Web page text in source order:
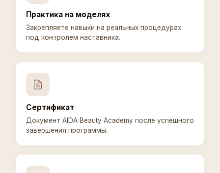
Практика на моделях
Закрепляете навыки на реальных процедурах
под контролем наставника.
Сертификат
Документ AIDA Beauty Academy после успешного
завершения программы.